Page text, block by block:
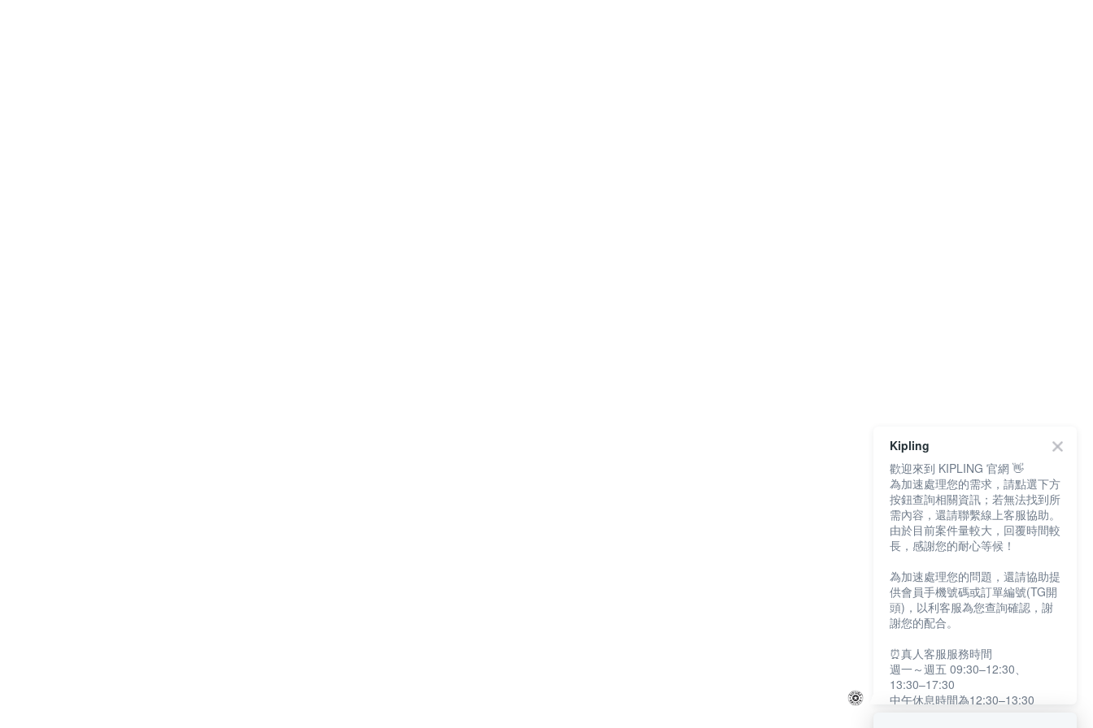
Kipling
歡迎來到 KIPLING 官網 👋
為加速處理您的需求，請點選下方
按鈕查詢相關資訊；若無法找到所
需內容，還請聯繫線上客服協助。
由於目前案件量較大，回覆時間較
長，感謝您的耐心等候！
為加速處理您的問題，還請協助提
供會員手機號碼或訂單編號(TG開
頭)，以利客服為您查詢確認，謝
謝您的配合。
⏰真人客服服務時間
週一～週五 09:30–12:30、
13:30–17:30
中午休息時間為12:30–13:30